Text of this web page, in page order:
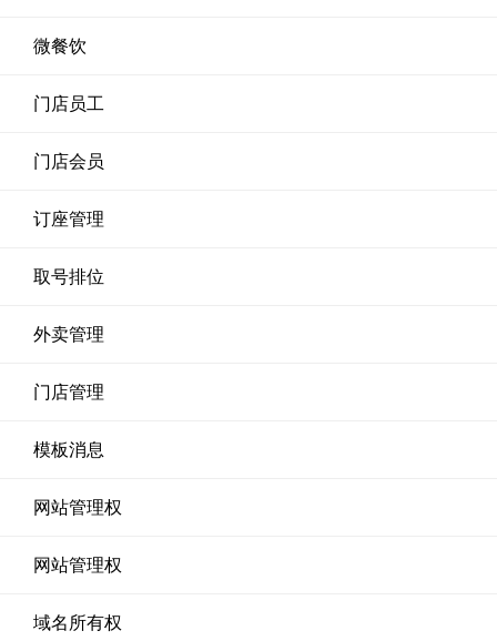
微餐饮
门店员工
门店会员
订座管理
取号排位
外卖管理
门店管理
模板消息
网站管理权
网站管理权
域名所有权